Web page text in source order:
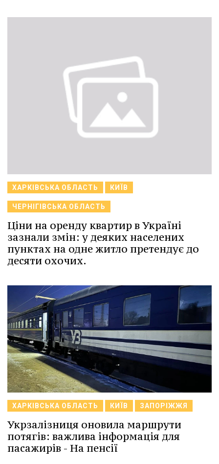
ХАРКІВСЬКА ОБЛАСТЬ КИЇВ
ЧЕРНІГІВСЬКА ОБЛАСТЬ
Ціни на оренду квартир в Україні
зазнали змін: у деяких населених
пунктах на одне житло претендує до
десяти охочих.
ХАРКІВСЬКА ОБЛАСТЬ КИЇВ ЗАПОРІЖЖЯ
Укрзалізниця оновила маршрути
потягів: важлива інформація для
пасажирів - На пенсії